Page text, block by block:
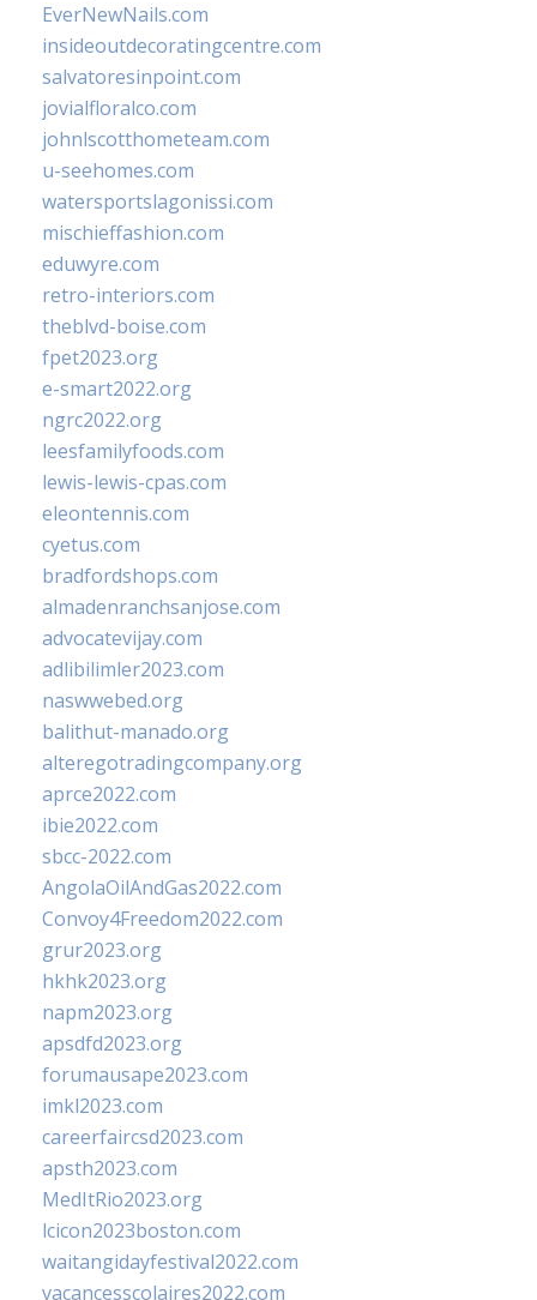
EverNewNails.com
insideoutdecoratingcentre.com
salvatoresinpoint.com
jovialfloralco.com
johnlscotthometeam.com
u-seehomes.com
watersportslagonissi.com
mischieffashion.com
eduwyre.com
retro-interiors.com
theblvd-boise.com
fpet2023.org
e-smart2022.org
ngrc2022.org
leesfamilyfoods.com
lewis-lewis-cpas.com
eleontennis.com
cyetus.com
bradfordshops.com
almadenranchsanjose.com
advocatevijay.com
adlibilimler2023.com
naswwebed.org
balithut-manado.org
alteregotradingcompany.org
aprce2022.com
ibie2022.com
sbcc-2022.com
AngolaOilAndGas2022.com
Convoy4Freedom2022.com
grur2023.org
hkhk2023.org
napm2023.org
apsdfd2023.org
forumausape2023.com
imkl2023.com
careerfaircsd2023.com
apsth2023.com
MedItRio2023.org
lcicon2023boston.com
waitangidayfestival2022.com
vacancesscolaires2022.com